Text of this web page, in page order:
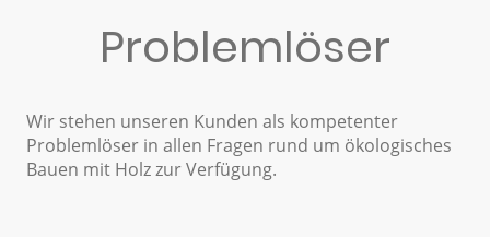
Problemlöser
Wir stehen unseren Kunden als kompetenter
Problemlöser in allen Fragen rund um ökologisches
Bauen mit Holz zur Verfügung.